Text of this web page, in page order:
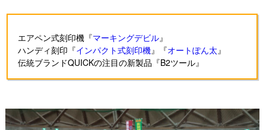
エアペン式刻印機『マーキングデビル』
ハンディ刻印『インパクト式刻印機』『オートぽん太 』
伝統ブランドQUICKの注目の新製品『B2ツール』